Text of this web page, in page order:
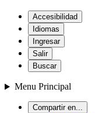
Accesibilidad
Idiomas
Ingresar
Salir
Buscar
Menu Principal
Compartir en...